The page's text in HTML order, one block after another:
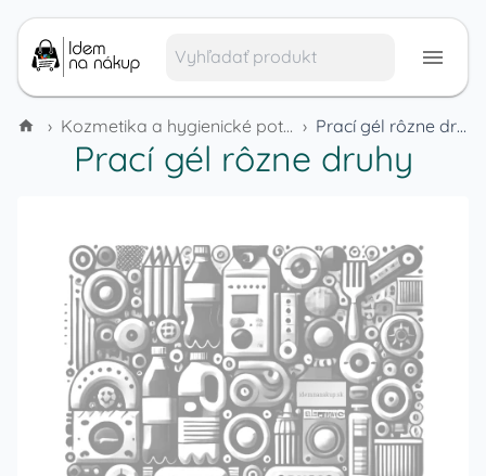
› Kozmetika a hygienické potreby › Prací gél rôzne druhy
Prací gél rôzne druhy